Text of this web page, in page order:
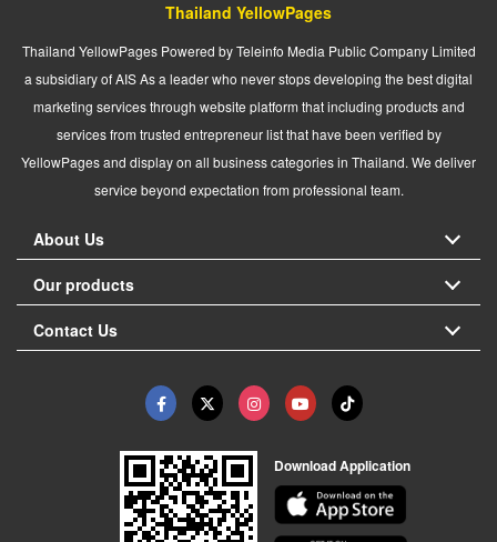
Thailand YellowPages
Thailand YellowPages Powered by Teleinfo Media Public Company Limited
a subsidiary of AIS As a leader who never stops developing the best digital
marketing services through website platform that including products and
services from trusted entrepreneur list that have been verified by
YellowPages and display on all business categories in Thailand. We deliver
service beyond expectation from professional team.
About Us
Our products
Contact Us
Download Application